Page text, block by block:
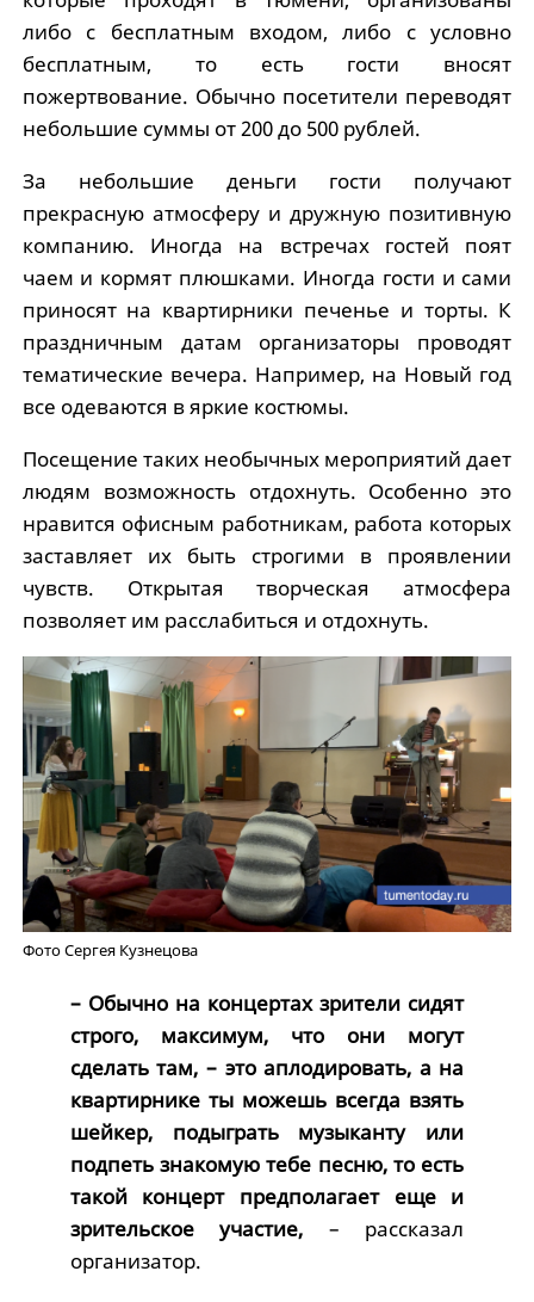
либо с бесплатным входом, либо с условно
бесплатным, то есть гости вносят
пожертвование. Обычно посетители переводят
небольшие суммы от 200 до 500 рублей.
За небольшие деньги гости получают
прекрасную атмосферу и дружную позитивную
компанию. Иногда на встречах гостей поят
чаем и кормят плюшками. Иногда гости и сами
приносят на квартирники печенье и торты. К
праздничным датам организаторы проводят
тематические вечера. Например, на Новый год
все одеваются в яркие костюмы.
Посещение таких необычных мероприятий дает
людям возможность отдохнуть. Особенно это
нравится офисным работникам, работа которых
заставляет их быть строгими в проявлении
чувств. Открытая творческая атмосфера
позволяет им расслабиться и отдохнуть.
Фото Сергея Кузнецова
– Обычно на концертах зрители сидят
строго, максимум, что они могут
сделать там, – это аплодировать, а на
квартирнике ты можешь всегда взять
шейкер, подыграть музыканту или
подпеть знакомую тебе песню, то есть
такой концерт предполагает еще и
зрительское участие, – рассказал
организатор.